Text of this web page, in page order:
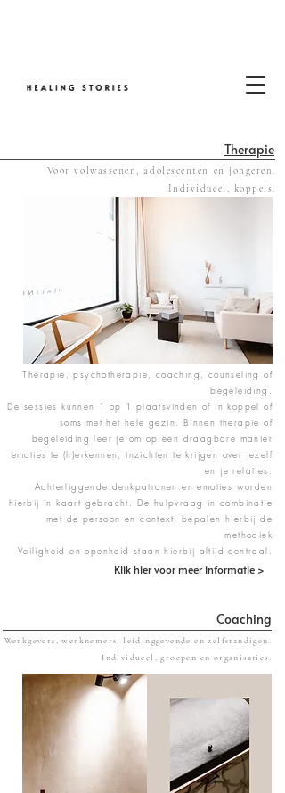
Therapie
Voor volwassenen, adolescenten en jongeren.
Individueel, koppels.
Therapie, psychotherapie, coaching, counseling of
begeleiding.
De sessies kunnen 1 op 1 plaatsvinden of in koppel of
soms met het hele gezin. Binnen therapie of
begeleiding leer je om op een draagbare manier
emoties te (h)erkennen, inzichten te krijgen over jezelf
en je relaties.
Achterliggende denkpatronen en emoties worden
hierbij in kaart gebracht. De hulpvraag in combinatie
met de persoon en context, bepalen hierbij de
methodiek
Veiligheid en openheid staan hierbij altijd centraal.
Klik hier voor meer informatie >
Coaching
Werkgevers, werknemers, leidinggevende en zelfstandigen.
Individueel, groepen en organisaties.